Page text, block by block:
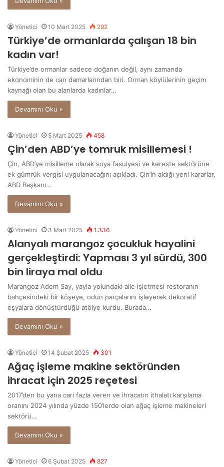
Yönetici 10 Mart 2025 292
Türkiye’de ormanlarda çalışan 18 bin
kadın var!
Türkiye’de ormanlar sadece doğanın değil, aynı zamanda
ekonominin de can damarlarından biri. Orman köylülerinin geçim
kaynağı olan bu alanlarda kadınlar…
Devamını Oku »
Yönetici 5 Mart 2025 458
Çin’den ABD’ye tomruk misillemesi !
Çin, ABD’ye misilleme olarak soya fasulyesi ve kereste sektörüne
ek gümrük vergisi uygulanacağını açıkladı. Çin’in aldığı yeni kararlar,
ABD Başkanı…
Devamını Oku »
Yönetici 3 Mart 2025 1.336
Alanyalı marangoz çocukluk hayalini
gerçekleştirdi: Yapması 3 yıl sürdü, 300
bin liraya mal oldu
Marangoz Adem Say, yayla yolundaki aile işletmesi restoranın
bahçesindeki bir köşeye, odun parçalarını işleyerek dekoratif
eşyalara dönüştürdüğü atölye kurdu. Burada…
Devamını Oku »
Yönetici 14 Şubat 2025 301
Ağaç işleme makine sektöründen
ihracat için 2025 reçetesi
2017’den bu yana cari fazla veren ve ihracatın ithalatı karşılama
oranını 2024 yılında yüzde 150’lerde olan ağaç işleme makineleri
sektörü…
Devamını Oku »
Yönetici 6 Şubat 2025 827